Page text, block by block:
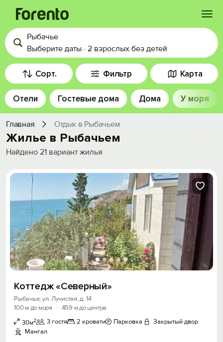
Войти
Избранное
История просмотра
Добавить свой объект
Рыбачье
Выберите даты · 2 взрослых без детей
Сорт. Фильтр Карта
Отели Гостевые дома Дома У моря
Главная Отдых в Рыбачьем
Жилье в Рыбачьем
Найдено 21 вариант жилья
Коттедж «Северный»
Рыбачье, ул. Лучистая, д. 14
100 м до моря
· 459 м до центра
30м2 3 гостя 2 кровати Парковка
Закрытый двор
Мангал